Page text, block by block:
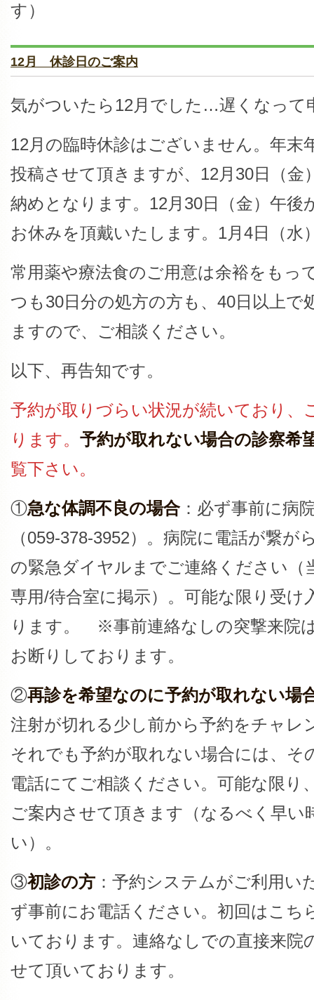
す）
12月 休診日のご案内
気がついたら12月でした…遅くなって
12月の臨時休診はございません。年末
投稿させて頂きますが、12月30日（金
納めとなります。12月30日（金）午後
お休みを頂戴いたします。1月4日（水
常用薬や療法食のご用意は余裕をもっ
つも30日分の処方の方も、40日以上で
ますので、ご相談ください。
以下、再告知です。
予約が取りづらい状況が続いており、
ります。 予約が取れない場合の診察希
覧下さい。
①急な体調不良の場合：必ず事前に病
（059-378-3952）。病院に電話が繋が
の緊急ダイヤルまでご連絡ください（
専用/待合室に掲示）。可能な限り受け
ります。 ※事前連絡なしの突撃来院
お断りしております。
②再診を希望なのに予約が取れない場
注射が切れる少し前から予約をチャレ
それでも予約が取れない場合には、そ
電話にてご相談ください。可能な限り
ご案内させて頂きます（なるべく早い
い）。
③初診の方 ：予約システムがご利用い
ず事前にお電話ください。初回はこち
いております。連絡なしでの直接来院
せて頂いております。